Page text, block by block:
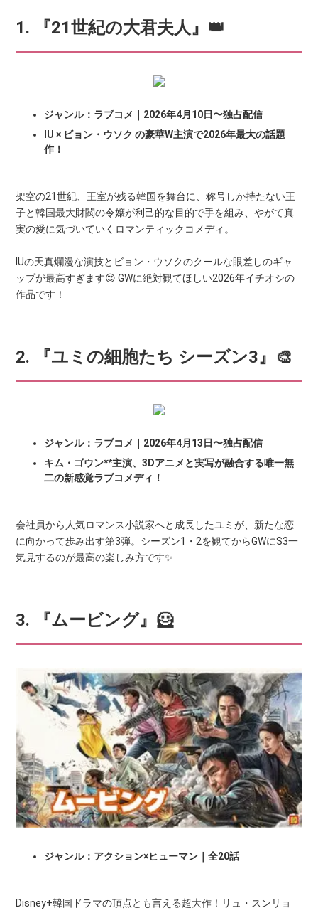
1. 『21世紀の大君夫人』👑
ジャンル：ラブコメ｜2026年4月10日〜独占配信
IU × ビョン・ウソク の豪華W主演で2026年最大の話題
作！
架空の21世紀、王室が残る韓国を舞台に、称号しか持たない王
子と韓国最大財閥の令嬢が利己的な目的で手を組み、やがて真
実の愛に気づいていくロマンティックコメディ。
IUの天真爛漫な演技とビョン・ウソクのクールな眼差しのギャ
ップが最高すぎます😍 GWに絶対観てほしい2026年イチオシの
作品です！
2. 『ユミの細胞たち シーズン3』🎨
ジャンル：ラブコメ｜2026年4月13日〜独占配信
キム・ゴウン**主演、3Dアニメと実写が融合する唯一無
二の新感覚ラブコメディ！
会社員から人気ロマンス小説家へと成長したユミが、新たな恋
に向かって歩み出す第3弾。シーズン1・2を観てからGWにS3一
気見するのが最高の楽しみ方です✨
3. 『ムービング』🦸
ジャンル：アクション×ヒューマン｜全20話
Disney+韓国ドラマの頂点とも言える超大作！リュ・スンリョ